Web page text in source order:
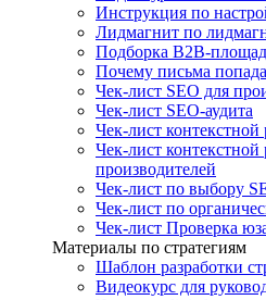
Инструкция по
Лидмагнит по
Подборка B2B-
Почему письма
Чек-лист SEO для
Чек-лист SEO-аудита
Чек-лист
Чек-лист
производителей
Чек-лист по выбору
Чек-лист по
Чек-лист Проверка
Материалы по стратегиям
Шаблон разработки
Видеокурс для